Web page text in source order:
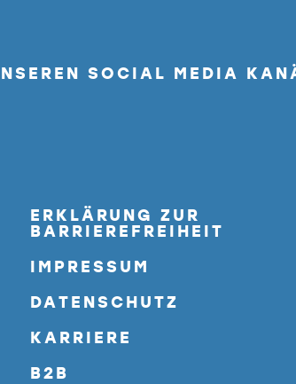
SOCIAL MEDIA
ERKLÄRUNG ZUR
BARRIEREFREIHEIT
IMPRESSUM
DATENSCHUTZ
KARRIERE
B2B